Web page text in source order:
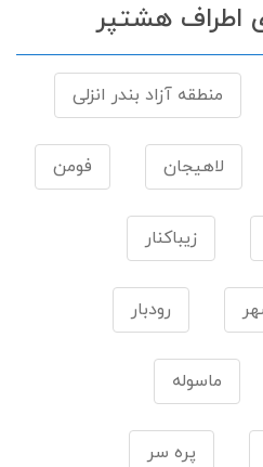
اطراف هشتپر
منطقه آزاد بندر انزلی
لاهیجان فومن
زیباکنار
رودبار
ماسوله
پره سر